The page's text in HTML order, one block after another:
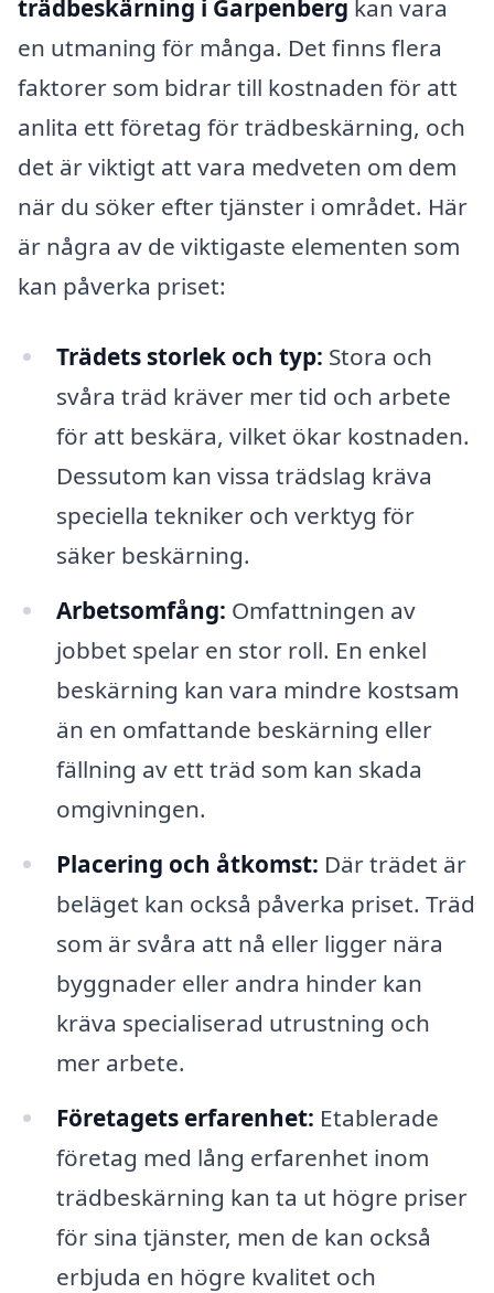
trädbeskärning i Garpenberg kan vara
en utmaning för många. Det finns flera
faktorer som bidrar till kostnaden för att
anlita ett företag för trädbeskärning, och
det är viktigt att vara medveten om dem
när du söker efter tjänster i området. Här
är några av de viktigaste elementen som
kan påverka priset:
Trädets storlek och typ: Stora och
svåra träd kräver mer tid och arbete
för att beskära, vilket ökar kostnaden.
Dessutom kan vissa trädslag kräva
speciella tekniker och verktyg för
säker beskärning.
Arbetsomfång: Omfattningen av
jobbet spelar en stor roll. En enkel
beskärning kan vara mindre kostsam
än en omfattande beskärning eller
fällning av ett träd som kan skada
omgivningen.
Placering och åtkomst: Där trädet är
beläget kan också påverka priset. Träd
som är svåra att nå eller ligger nära
byggnader eller andra hinder kan
kräva specialiserad utrustning och
mer arbete.
Företagets erfarenhet: Etablerade
företag med lång erfarenhet inom
trädbeskärning kan ta ut högre priser
för sina tjänster, men de kan också
erbjuda en högre kvalitet och